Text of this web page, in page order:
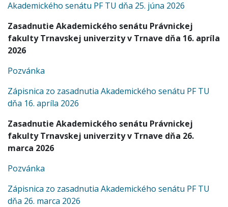
Akademického senátu PF TU dňa 25. júna 2026
Zasadnutie Akademického senátu Právnickej
fakulty Trnavskej univerzity v Trnave dňa 16. apríla
2026
Pozvánka
Zápisnica zo zasadnutia Akademického senátu PF TU
dňa 16. apríla 2026
Zasadnutie Akademického senátu Právnickej
fakulty Trnavskej univerzity v Trnave dňa 26.
marca 2026
Pozvánka
Zápisnica zo zasadnutia Akademického senátu PF TU
dňa 26. marca 2026